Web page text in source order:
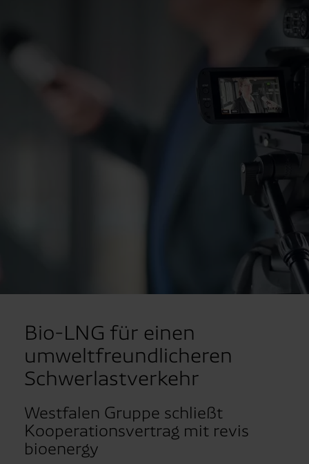
Bio-LNG für einen
umweltfreundlicheren
Schwerlastverkehr
Westfalen Gruppe schließt
Kooperationsvertrag mit revis
bioenergy